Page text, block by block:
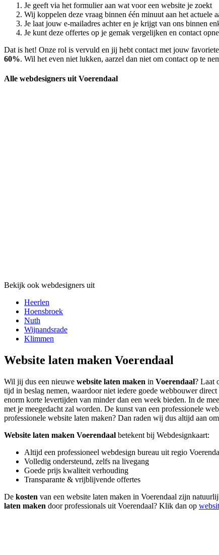
Je geeft via het formulier aan wat voor een website je zoekt
Wij koppelen deze vraag binnen één minuut aan het actuele
Je laat jouw e-mailadres achter en je krijgt van ons binnen
Je kunt deze offertes op je gemak vergelijken en contact
Dat is het! Onze rol is vervuld en jij hebt contact met jouw
60%. Wil het even niet lukken, aarzel dan niet om contact op te
Alle webdesigners uit Voerendaal
Bekijk ook webdesigners uit
Heerlen
Hoensbroek
Nuth
Wijnandsrade
Klimmen
Website laten maken Voerendaal
Wil jij dus een nieuwe website laten maken in Voerendaal? Laat
tijd in beslag nemen, waardoor niet iedere goede webbouwer
enorm korte levertijden van minder dan een week bieden. In de
met je meegedacht zal worden. De kunst van een professionele
professionele website laten maken? Dan raden wij dus altijd aan
Website laten maken Voerendaal betekent bij Webdesignkaart:
Altijd een professioneel webdesign bureau uit regio
Volledig ondersteund, zelfs na livegang
Goede prijs kwaliteit verhouding
Transparante & vrijblijvende offertes
De kosten van een website laten maken in Voerendaal zijn
laten maken door professionals uit Voerendaal? Klik dan op